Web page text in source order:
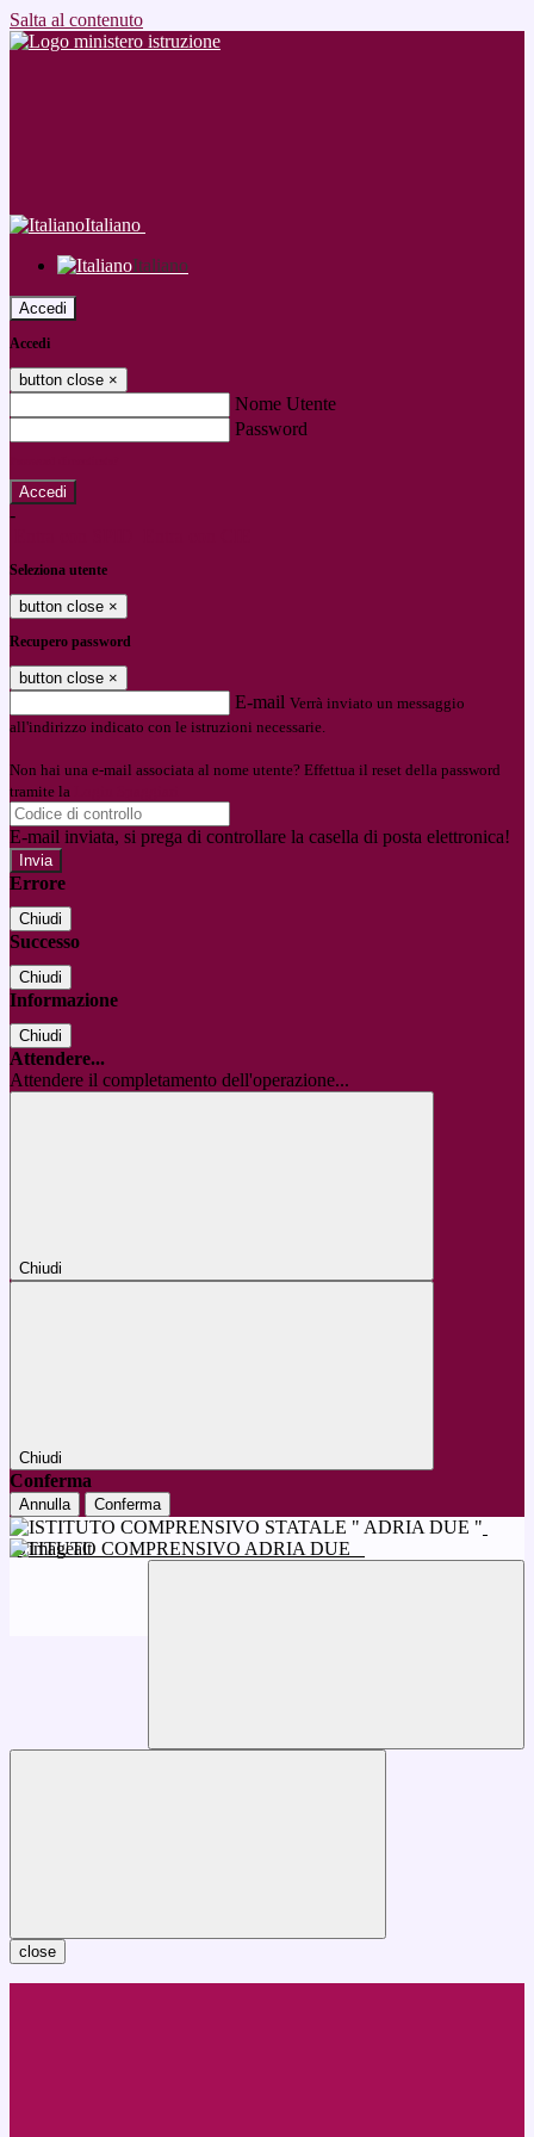
Salta al contenuto
Italiano
Italiano
Accedi
Accedi
button close ×
Nome Utente
Password
-
Seleziona utente
button close ×
Recupero password
button close ×
E-mail Verrà inviato un messaggio
all'indirizzo indicato con le istruzioni necessarie.
Non hai una e-mail associata al nome utente? Effettua il reset della password
tramite la
E-mail inviata, si prega di controllare la casella di posta elettronica!
Errore
Chiudi
Successo
Chiudi
Informazione
Chiudi
Attendere...
Attendere il completamento dell'operazione...
Chiudi
Chiudi
Conferma
Annulla Conferma
ISTITUTO COMPRENSIVO ADRIA DUE
close